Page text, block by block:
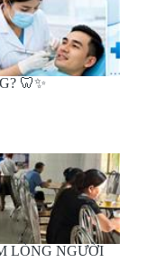
🦷✨
LÒNG NGƯỜI